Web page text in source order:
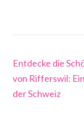
Entdecke die
von Rifferswil:
der Schweiz